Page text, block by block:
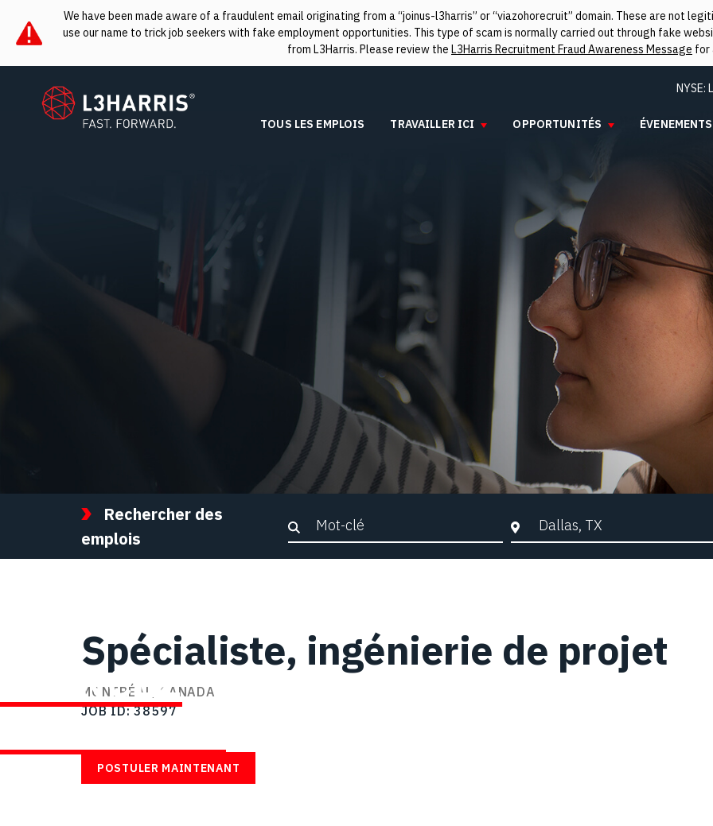
We have been made aware of a fraudulent email originating from a “joinus-l3harris” or “viazohorecruit” domain. These are not
use our name to trick job seekers with fake employment opportunities. This type of scam is normally carried out through fake
from L3Harris. Please review the L3Harris Recruitment Fraud Awareness Message for
L3Harris NYSE:
TOUS LES EMPLOIS TRAVAILLER ICI OPPORTUNITÉS ÉVENEMENTS
AVANCEZ
AVEC NOUS
Rechercher des
emplois
Recherche par mots-clés Ville, Région ou Code postal
Spécialiste, ingénierie de projet
MONTRÉAL, CANADA
JOB ID 38597
POSTULER MAINTENANT